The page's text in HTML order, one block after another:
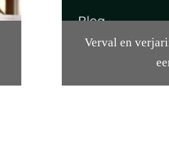
Verval en